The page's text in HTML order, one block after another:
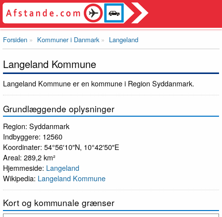
Forsiden Kommuner i Danmark Langeland
Langeland Kommune
Langeland Kommune er en kommune i Region Syddanmark.
Grundlæggende oplysninger
Region: Syddanmark
Indbyggere: 12560
Koordinater: 54°56′10″N, 10°42′50″E
Areal: 289,2 km²
Hjemmeside: Langeland
Wikipedia: Langeland Kommune
Kort og kommunale grænser